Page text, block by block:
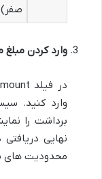
صفر)
وارد کردن مبلغ
وارد کنید.
برداشت را
نهایی
محدودیت های